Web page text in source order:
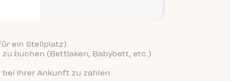
ein Stellplatz)
buchen (Bettlaken, Babybett, etc.).
Ihrer Ankunft zu zahlen